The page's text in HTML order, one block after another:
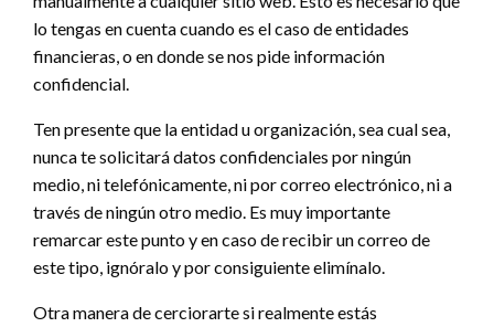
lo tengas en cuenta cuando es el caso de entidades
financieras, o en donde se nos pide información
confidencial.
Ten presente que la entidad u organización, sea cual sea,
nunca te solicitará datos confidenciales por ningún
medio, ni telefónicamente, ni por correo electrónico, ni a
través de ningún otro medio. Es muy importante
remarcar este punto y en caso de recibir un correo de
este tipo, ignóralo y por consiguiente elimínalo.
Otra manera de cerciorarte si realmente estás